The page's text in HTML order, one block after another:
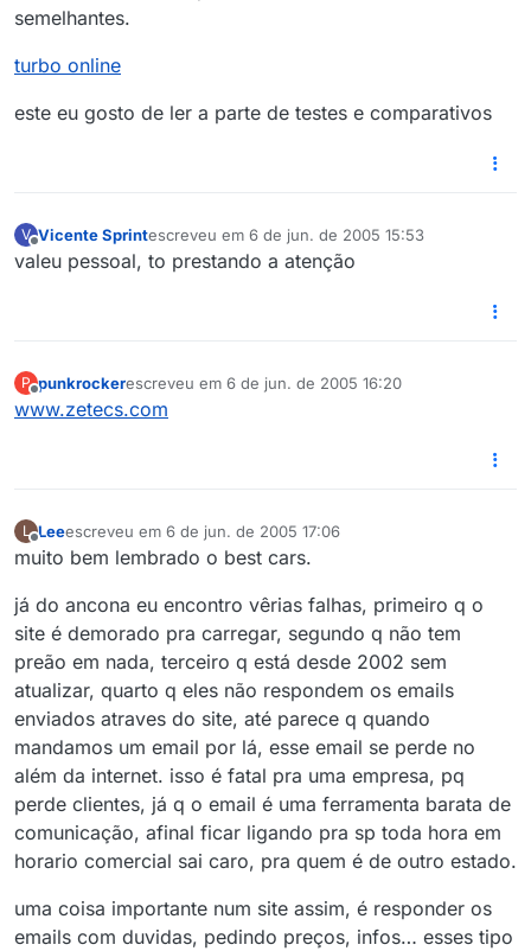
semelhantes.
turbo online
este eu gosto de ler a parte de testes e comparativos
V
Offline
Vicente Sprintescreveu em 6 de jun. de 2005 15:53
última edição por
valeu pessoal, to prestando a atenção
P punkrockerescreveu em 6 de jun. de 2005 16:20
última edição por
www.zetecs.com
L
Offline
Leeescreveu em 6 de jun. de 2005 17:06
última edição por6 de jun. de 2005 13:08
muito bem lembrado o best cars.
já do ancona eu encontro vêrias falhas, primeiro q o
site é demorado pra carregar, segundo q não tem
preão em nada, terceiro q está desde 2002 sem
atualizar, quarto q eles não respondem os emails
enviados atraves do site, até parece q quando
mandamos um email por lá, esse email se perde no
além da internet. isso é fatal pra uma empresa, pq
perde clientes, já q o email é uma ferramenta barata de
comunicação, afinal ficar ligando pra sp toda hora em
horario comercial sai caro, pra quem é de outro estado.
uma coisa importante num site assim, é responder os
emails com duvidas, pedindo preços, infos… esses tipo